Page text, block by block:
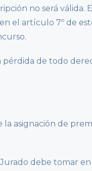
no será
el artículo 7º de
pérdida de todo
asignación de
debe tomar